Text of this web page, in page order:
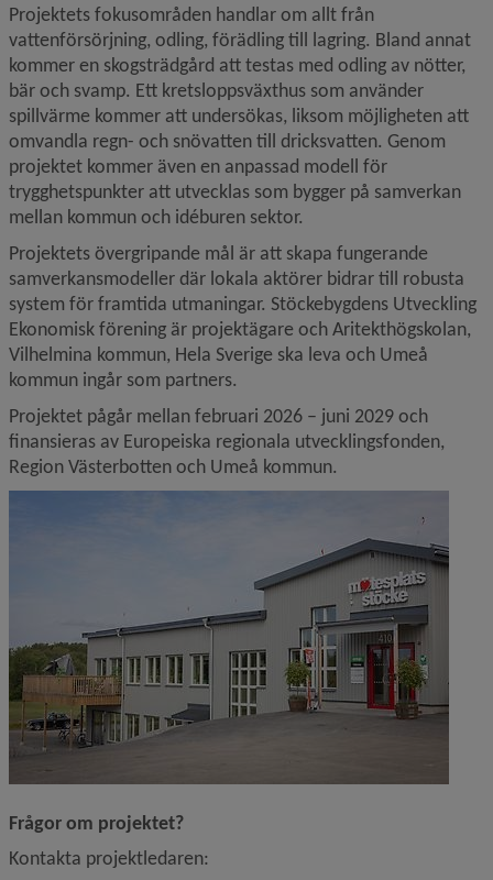
Projektets fokusområden handlar om allt från
vattenförsörjning, odling, förädling till lagring. Bland annat
kommer en skogsträdgård att testas med odling av nötter,
bär och svamp. Ett kretsloppsväxthus som använder
spillvärme kommer att undersökas, liksom möjligheten att
omvandla regn- och snövatten till dricksvatten. Genom
projektet kommer även en anpassad modell för
trygghetspunkter att utvecklas som bygger på samverkan
mellan kommun och idéburen sektor.
Projektets övergripande mål är att skapa fungerande
samverkansmodeller där lokala aktörer bidrar till robusta
system för framtida utmaningar. Stöckebygdens Utveckling
Ekonomisk förening är projektägare och Aritekthögskolan,
Vilhelmina kommun, Hela Sverige ska leva och Umeå
kommun ingår som partners.
Projektet pågår mellan februari 2026 – juni 2029 och
finansieras av Europeiska regionala utvecklingsfonden,
Region Västerbotten och Umeå kommun.
Frågor om projektet?
Kontakta projektledaren: